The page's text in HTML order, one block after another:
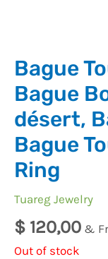
Bague
Bague
désert,
Bague
Ring
Tuareg Jewelry
$ 120,00 &
Out of stock